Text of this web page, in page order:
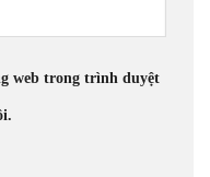
web trong trình duyệt